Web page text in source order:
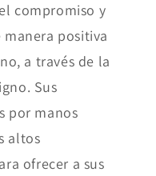
compromiso y
positiva
a través de la
Sus
por manos
altos
ofrecer a sus